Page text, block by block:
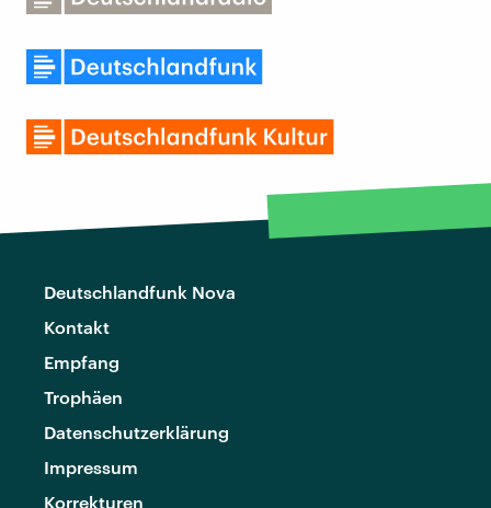
Deutschlandfunk Nova
Kontakt
Empfang
Trophäen
Datenschutzerklärung
Impressum
Korrekturen